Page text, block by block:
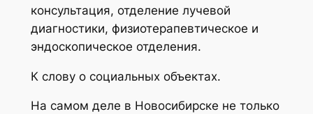
консультация, отделение лучевой
диагностики, физиотерапевтическое и
эндоскопическое отделения.
К слову о социальных объектах.
На самом деле в Новосибирске не только